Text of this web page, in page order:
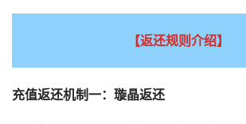
【返还规则介绍】
充值返还机制一：璇晶返还